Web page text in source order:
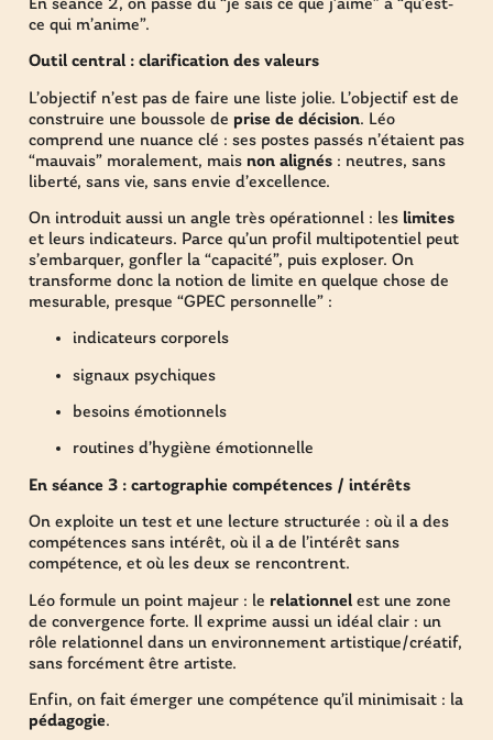
En séance 2, on passe du “je sais ce que j’aime” à “qu’est-
ce qui m’anime”.
Outil central : clarification des valeurs
L’objectif n’est pas de faire une liste jolie. L’objectif est de
construire une boussole de prise de décision. Léo
comprend une nuance clé : ses postes passés n’étaient pas
“mauvais” moralement, mais non alignés : neutres, sans
liberté, sans vie, sans envie d’excellence.
On introduit aussi un angle très opérationnel : les limites
et leurs indicateurs. Parce qu’un profil multipotentiel peut
s’embarquer, gonfler la “capacité”, puis exploser. On
transforme donc la notion de limite en quelque chose de
mesurable, presque “GPEC personnelle” :
indicateurs corporels
signaux psychiques
besoins émotionnels
routines d’hygiène émotionnelle
En séance 3 : cartographie compétences / intérêts
On exploite un test et une lecture structurée : où il a des
compétences sans intérêt, où il a de l’intérêt sans
compétence, et où les deux se rencontrent.
Léo formule un point majeur : le relationnel est une zone
de convergence forte. Il exprime aussi un idéal clair : un
rôle relationnel dans un environnement artistique/créatif,
sans forcément être artiste.
Enfin, on fait émerger une compétence qu’il minimisait : la
pédagogie.